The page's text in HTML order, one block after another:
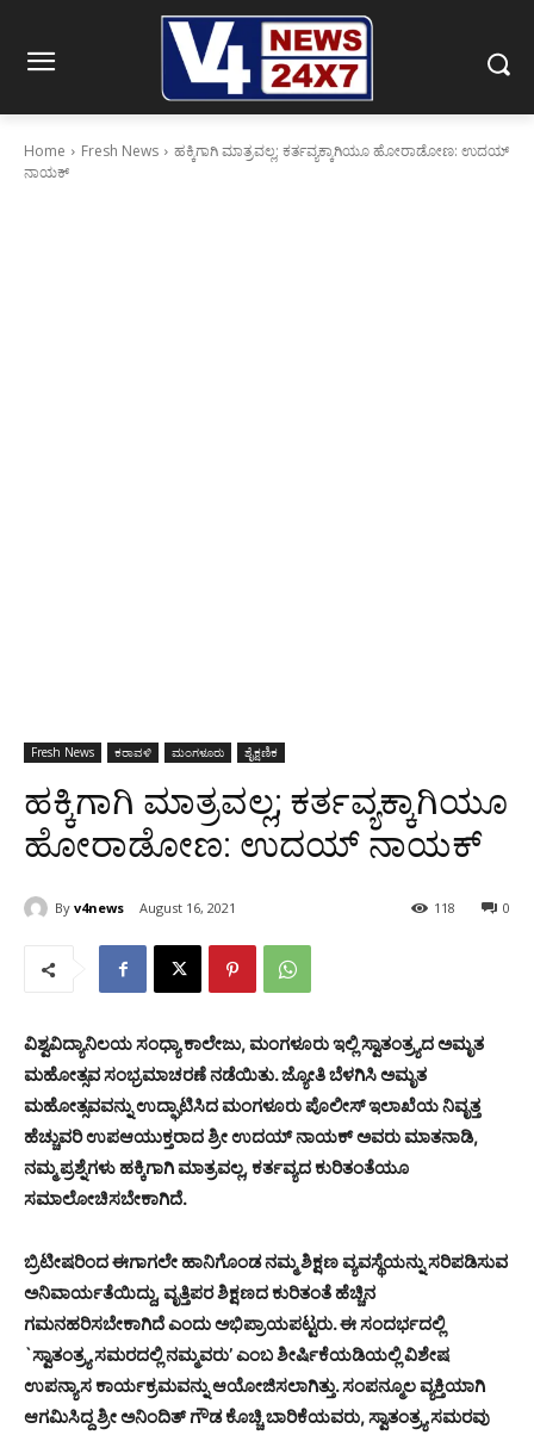
Home Fresh News
ಹಕ್ಕಿಗಾಗಿ ಮಾತ್ರವಲ್ಲ; ಕರ್ತವ್ಯಕ್ಕಾಗಿಯೂ ಹೋರಾಡೋಣ: ಉದಯ್
ನಾಯಕ್
Fresh News ಕರಾವಳಿ ಮಂಗಳೂರು ಶೈಕ್ಷಣಿಕ
ಹಕ್ಕಿಗಾಗಿ ಮಾತ್ರವಲ್ಲ; ಕರ್ತವ್ಯಕ್ಕಾಗಿಯೂ
ಹೋರಾಡೋಣ: ಉದಯ್ ನಾಯಕ್
By v4news August 16, 2021 0
118
ವಿಶ್ವವಿದ್ಯಾನಿಲಯ ಸಂಧ್ಯಾ ಕಾಲೇಜು, ಮಂಗಳೂರು ಇಲ್ಲಿ ಸ್ವಾತಂತ್ರ್ಯದ ಅಮೃತ
ಮಹೋತ್ಸವ ಸಂಭ್ರಮಾಚರಣೆ ನಡೆಯಿತು. ಜ್ಯೋತಿ ಬೆಳಗಿಸಿ ಅಮೃತ
ಮಹೋತ್ಸವವನ್ನು ಉದ್ಘಾಟಿಸಿದ ಮಂಗಳೂರು ಪೊಲೀಸ್ ಇಲಾಖೆಯ ನಿವೃತ್ತ
ಹೆಚ್ಚುವರಿ ಉಪಆಯುಕ್ತರಾದ ಶ್ರೀ ಉದಯ್ ನಾಯಕ್ ಅವರು ಮಾತನಾಡಿ,
ನಮ್ಮ ಪ್ರಶ್ನೆಗಳು ಹಕ್ಕಿಗಾಗಿ ಮಾತ್ರವಲ್ಲ, ಕರ್ತವ್ಯದ ಕುರಿತಂತೆಯೂ
ಸಮಾಲೋಚಿಸಬೇಕಾಗಿದೆ.
ಬ್ರಿಟೀಷರಿಂದ ಈಗಾಗಲೇ ಹಾನಿಗೊಂಡ ನಮ್ಮ ಶಿಕ್ಷಣ ವ್ಯವಸ್ಥೆಯನ್ನು ಸರಿಪಡಿಸುವ
ಅನಿವಾರ್ಯತೆಯಿದ್ದು, ವೃತ್ತಿಪರ ಶಿಕ್ಷಣದ ಕುರಿತಂತೆ ಹೆಚ್ಚಿನ
ಗಮನಹರಿಸಬೇಕಾಗಿದೆ ಎಂದು ಅಭಿಪ್ರಾಯಪಟ್ಟರು. ಈ ಸಂದರ್ಭದಲ್ಲಿ
`ಸ್ವಾತಂತ್ರ್ಯ ಸಮರದಲ್ಲಿ ನಮ್ಮವರು’ ಎಂಬ ಶೀರ್ಷಿಕೆಯಡಿಯಲ್ಲಿ ವಿಶೇಷ
ಉಪನ್ಯಾಸ ಕಾರ್ಯಕ್ರಮವನ್ನು ಆಯೋಜಿಸಲಾಗಿತ್ತು. ಸಂಪನ್ಮೂಲ ವ್ಯಕ್ತಿಯಾಗಿ
ಆಗಮಿಸಿದ್ದ ಶ್ರೀ ಅನಿಂದಿತ್ ಗೌಡ ಕೊಚ್ಚಿ ಬಾರಿಕೆಯವರು, ಸ್ವಾತಂತ್ರ್ಯ ಸಮರವು